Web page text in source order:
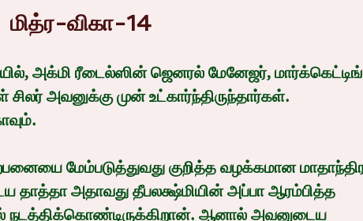
மித்ர-விகா-14
அக்மி ரீடைல்ஸின் ஜெனரல் மேனேஜர், மார்க்கெட்டிங்
அவனுக்கு முன் உட்கார்ந்திருந்தார்கள்.
தாத்தா அதாவது தீபலக்ஷ்மியின் அப்பா ஆரம்பித்த
ஆனால் அவனுடைய